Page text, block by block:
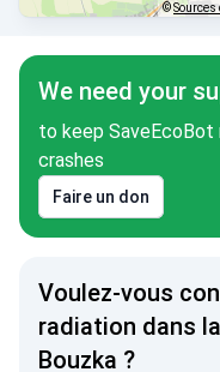
©Sources
We need your
to keep SaveEcoBot
crashes
Faire un don
Voulez-vous
radiation dans
Bouzka ?